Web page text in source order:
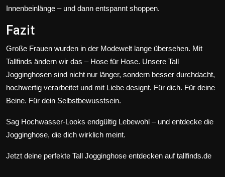
Innenbeinlänge – und dann entspannt shoppen.
Fazit
Große Frauen wurden in der Modewelt lange übersehen. Mit
Tallfinds ändern wir das – Hose für Hose. Unsere Tall
Jogginghosen sind nicht nur länger, sondern besser durchdacht,
hochwertig verarbeitet und mit Liebe designt. Für dich. Für deine
Beine. Für dein Selbstbewusstsein.
Sag Hochwasser-Looks endgültig Lebewohl – und entdecke die
Jogginghose, die dich wirklich meint.
Jetzt deine perfekte Tall Jogginghose entdecken auf tallfinds.de